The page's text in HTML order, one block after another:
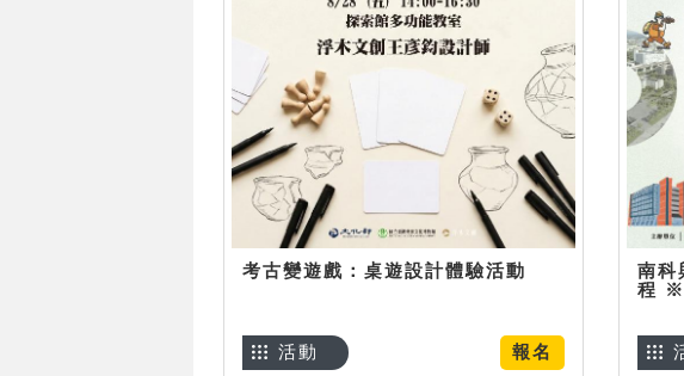
考古變遊戲：桌遊設計體驗活動
報名
活動
南科
程 ※